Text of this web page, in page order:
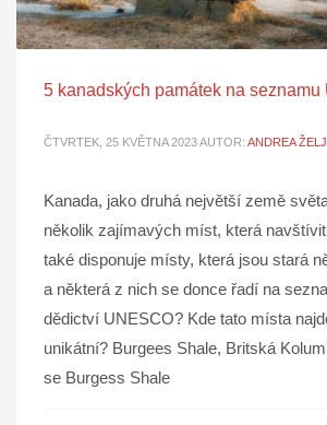
5 kanadských památek na seznamu
ČTVRTEK, 25 KVĚTNA 2023AUTOR: ANDREA
Kanada, jako druhá největší země
několik zajímavých míst, která
také disponuje místy, která jsou stará
a některá z nich se donce řadí na
dědictví UNESCO? Kde tato místa
unikátní? Burgees Shale, Britská
se Burgess Shale